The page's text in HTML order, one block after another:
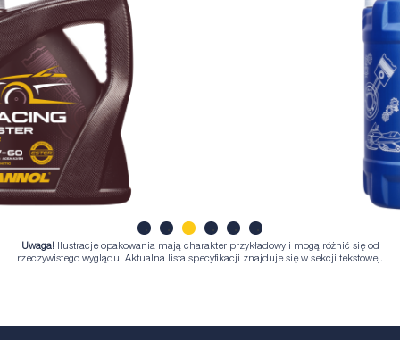
2 3 4 5 6
Uwaga! Ilustracje opakowania mają charakter przykładowy i mogą różnić się od
rzeczywistego wyglądu. Aktualna lista specyfikacji znajduje się w sekcji tekstowej.